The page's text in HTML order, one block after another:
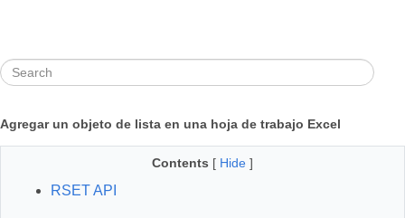
Agregar un objeto de lista en una hoja de trabajo Excel
Contents [ Hide ]
RSET API